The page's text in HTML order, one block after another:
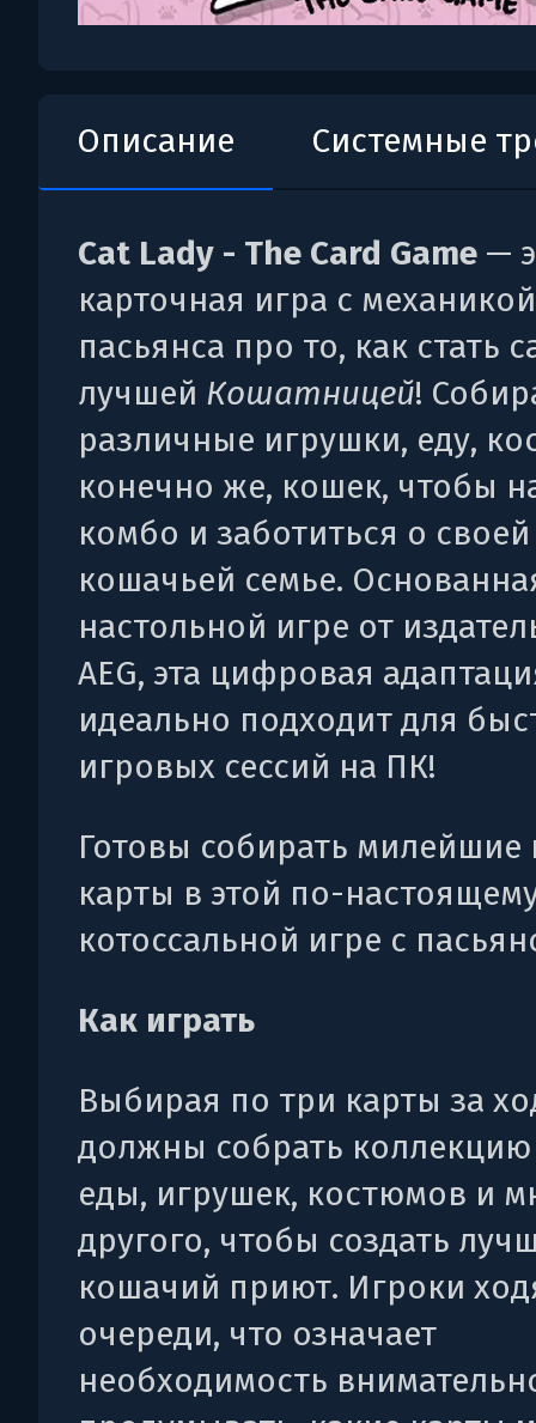
Описание Системные
Cat Lady - The Card Game —
карточная игра с механикой
пасьянса про то, как стать
лучшей Кошатницей!
различные игрушки, еду,
конечно же, кошек, чтобы
комбо и заботиться о своей
кошачьей семье.
настольной игре от
AEG, эта цифровая
идеально подходит для
игровых сессий на ПК!
Готовы собирать милейшие
карты в этой по-
котоссальной игре с
Как играть
Выбирая по три карты за
должны собрать
еды, игрушек, костюмов и
другого, чтобы создать
кошачий приют. Игроки
очереди, что означает
необходимость